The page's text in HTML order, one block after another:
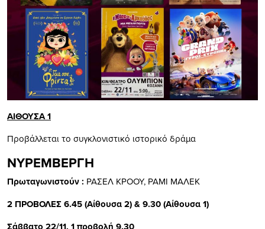
ΑΙΘΟΥΣΑ 1
Προβάλλεται το συγκλονιστικό ιστορικό δράμα
ΝΥΡΕΜΒΕΡΓΗ
Πρωταγωνιστούν : ΡΑΣΕΛ ΚΡΟΟΥ, ΡΑΜΙ ΜΑΛΕΚ
2 ΠΡΟΒΟΛΕΣ 6.45 (Αίθουσα 2) & 9.30 (Αίθουσα 1)
Σάββατο 22/11, 1 προβολή 9.30